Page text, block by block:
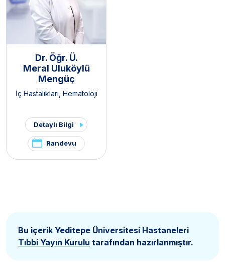
Dr. Öğr. Ü.
Meral Uluköylü
Mengüç
İç Hastalıkları Hematoloji
Detaylı Bilgi
Randevu
Bu içerik Yeditepe Üniversitesi Hastaneleri
Tıbbi Yayın Kurulu tarafından hazırlanmıştır.